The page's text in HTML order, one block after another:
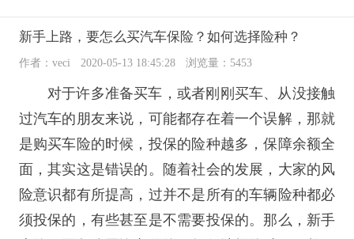
新手上路，要怎么买汽车保险？如何选择险种？
作者：veci 2020-05-13 18:45:28 浏览量：5453
对于许多准备买车，或者刚刚买车、从没接触
过汽车的朋友来说，可能都存在着一个误解，那就
是购买车险的时候，投保的险种越多，保障余额全
面，其实这是错误的。随着社会的发展，大家的风
险意识都有所提高，过并不是所有的车辆险种都必
须投保的，有些甚至是不需要投保的。那么，新手